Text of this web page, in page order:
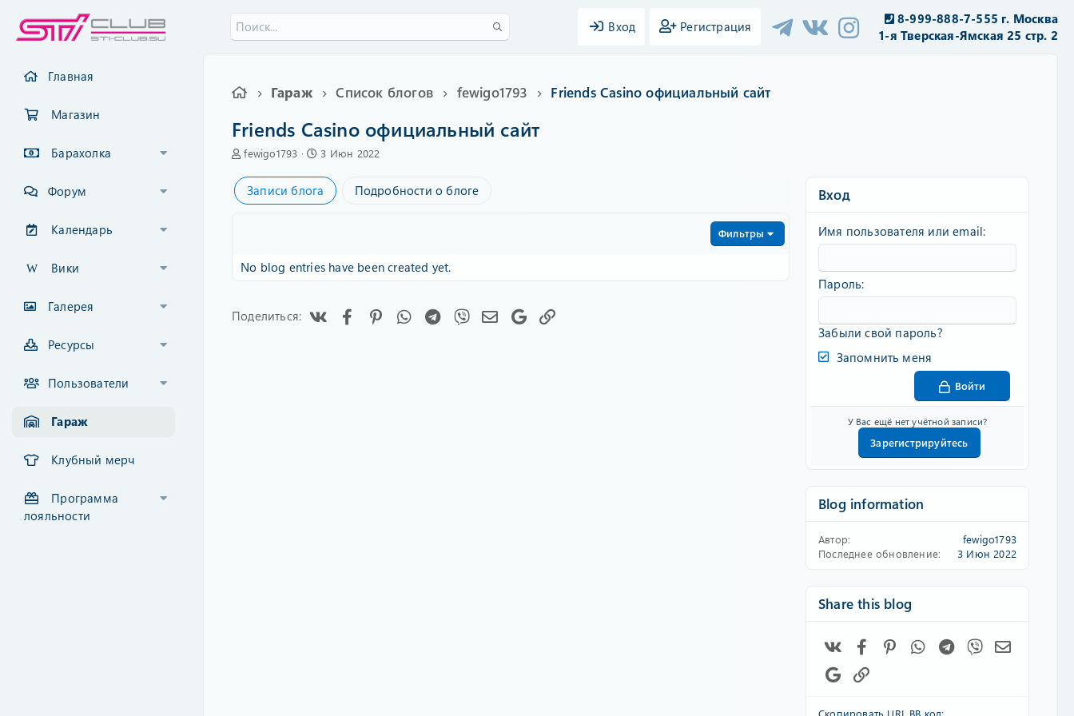
Вход Регистрация
8-999-888-7-555 г. Москва
1-я Тверская-Ямская 25 стр. 2
Главная
Магазин
Барахолка
Форум
Календарь
Вики
Галерея
Ресурсы
Пользователи
Гараж
Клубный мерч
Программа
лояльности
Гараж Список блогов fewigo1793 Friends Casino официальный сайт
Friends Casino официальный сайт
А
т
о
fewigo1793
C
e
a
t
3 Июн 2022
Записи блога Подробности о блоге
Фильтры
No blog entries have been created yet.
Поделиться: FacebookPinterestWhatsAppTelegram
Viber Электронная почта
Google
Вход
Имя пользователя или email
Пароль
Забыли свой пароль?
Запомнить меня
Войти
У Вас ещё нет учётной записи?
Зарегистрируйтесь
Blog information
Автор
fewigo1793
Последнее обновление
3 Июн 2022
Share this blog
FacebookPinterestWhatsAppTelegram
Viber
Google